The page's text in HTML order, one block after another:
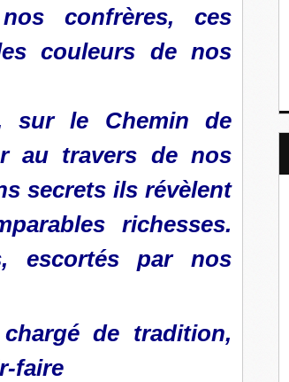
confrères, ces
couleurs de nos
sur le Chemin de
au travers de nos
secrets ils révèlent
richesses.
escortés par nos
de tradition,
faire